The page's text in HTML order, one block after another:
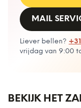
MAIL
Liever bellen?
vrijdag van 9:00
BEKIJK HET